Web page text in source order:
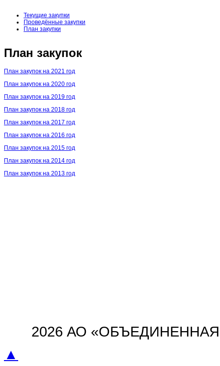
Текущие закупки
Проведённые закупки
План закупки
План закупок
План закупок на 2021 год
План закупок на 2020 год
План закупок на 2019 год
План закупок на 2018 год
План закупок на 2017 год
План закупок на 2016 год
План закупок на 2015 год
План закупок на 2014 год
План закупок на 2013 год
2026 АО
▲